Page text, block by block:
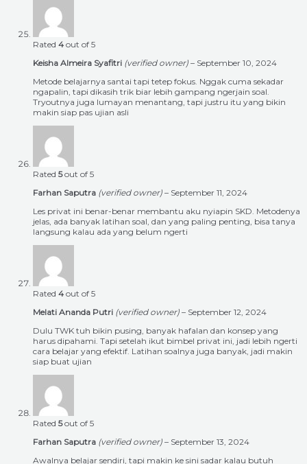
Rated 4 out of 5
Keisha Almeira Syafitri (verified owner) – September 10, 2024
Metode belajarnya santai tapi tetep fokus. Nggak cuma sekadar
ngapalin, tapi dikasih trik biar lebih gampang ngerjain soal.
Tryoutnya juga lumayan menantang, tapi justru itu yang bikin
makin siap pas ujian asli
Rated 5out of 5
Farhan Saputra (verified owner) – September 11, 2024
Les privat ini benar-benar membantu aku nyiapin SKD. Metodenya
jelas, ada banyak latihan soal, dan yang paling penting, bisa tanya
langsung kalau ada yang belum ngerti
Rated 4 out of 5
Melati Ananda Putri (verified owner) – September 12, 2024
Dulu TWK tuh bikin pusing, banyak hafalan dan konsep yang
harus dipahami. Tapi setelah ikut bimbel privat ini, jadi lebih ngerti
cara belajar yang efektif. Latihan soalnya juga banyak, jadi makin
siap buat ujian
Rated 5out of 5
Farhan Saputra (verified owner) – September 13, 2024
Awalnya belajar sendiri, tapi makin ke sini sadar kalau butuh